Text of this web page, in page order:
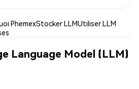
PhemexStocker LLMUtiliser LLM
Language Model (LLM)